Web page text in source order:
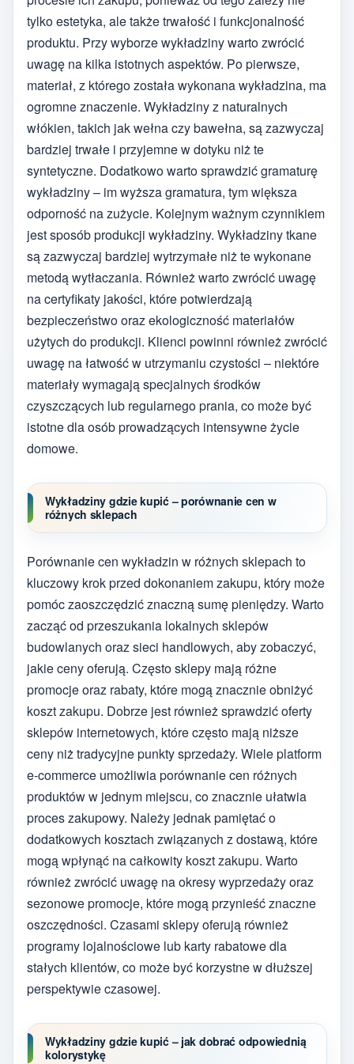
tylko estetyka, ale także trwałość i funkcjonalność
produktu. Przy wyborze wykładziny warto zwrócić
uwagę na kilka istotnych aspektów. Po pierwsze,
materiał, z którego została wykonana wykładzina, ma
ogromne znaczenie. Wykładziny z naturalnych
włókien, takich jak wełna czy bawełna, są zazwyczaj
bardziej trwałe i przyjemne w dotyku niż te
syntetyczne. Dodatkowo warto sprawdzić gramaturę
wykładziny – im wyższa gramatura, tym większa
odporność na zużycie. Kolejnym ważnym czynnikiem
jest sposób produkcji wykładziny. Wykładziny tkane
są zazwyczaj bardziej wytrzymałe niż te wykonane
metodą wytłaczania. Również warto zwrócić uwagę
na certyfikaty jakości, które potwierdzają
bezpieczeństwo oraz ekologiczność materiałów
użytych do produkcji. Klienci powinni również zwrócić
uwagę na łatwość w utrzymaniu czystości – niektóre
materiały wymagają specjalnych środków
czyszczących lub regularnego prania, co może być
istotne dla osób prowadzących intensywne życie
domowe.
Wykładziny gdzie kupić – porównanie cen w
różnych sklepach
Porównanie cen wykładzin w różnych sklepach to
kluczowy krok przed dokonaniem zakupu, który może
pomóc zaoszczędzić znaczną sumę pieniędzy. Warto
zacząć od przeszukania lokalnych sklepów
budowlanych oraz sieci handlowych, aby zobaczyć,
jakie ceny oferują. Często sklepy mają różne
promocje oraz rabaty, które mogą znacznie obniżyć
koszt zakupu. Dobrze jest również sprawdzić oferty
sklepów internetowych, które często mają niższe
ceny niż tradycyjne punkty sprzedaży. Wiele platform
e-commerce umożliwia porównanie cen różnych
produktów w jednym miejscu, co znacznie ułatwia
proces zakupowy. Należy jednak pamiętać o
dodatkowych kosztach związanych z dostawą, które
mogą wpłynąć na całkowity koszt zakupu. Warto
również zwrócić uwagę na okresy wyprzedaży oraz
sezonowe promocje, które mogą przynieść znaczne
oszczędności. Czasami sklepy oferują również
programy lojalnościowe lub karty rabatowe dla
stałych klientów, co może być korzystne w dłuższej
perspektywie czasowej.
Wykładziny gdzie kupić – jak dobrać odpowiednią
kolorystykę